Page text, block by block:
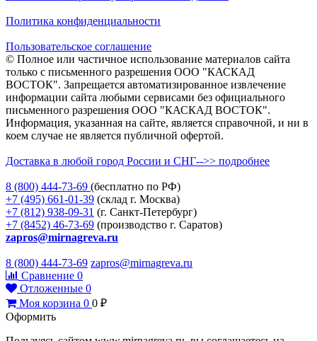
Политика конфиденциальности
Пользовательское соглашение
© Полное или частичное использование материалов сайта
только с письменного разрешения ООО "КАСКАД
ВОСТОК". Запрещается автоматизированное извлечение
информации сайта любыми сервисами без официального
письменного разрешения ООО "КАСКАД ВОСТОК".
Информация, указанная на сайте, является справочной, и ни в
коем случае не является публичной офертой.
Доставка в любой город России и СНГ-->> подробнее
8 (800) 444-73-69 (бесплатно по РФ)
+7 (495) 661-01-39 (склад г. Москва)
+7 (812) 938-09-31 (г. Санкт-Петербург)
+7 (8452) 46-73-69 (производство г. Саратов)
zapros@mirnagreva.ru
8 (800) 444-73-69 zapros@mirnagreva.ru
Сравнение 0
Отложенные 0
Моя корзина 0 0 ₽
Оформить